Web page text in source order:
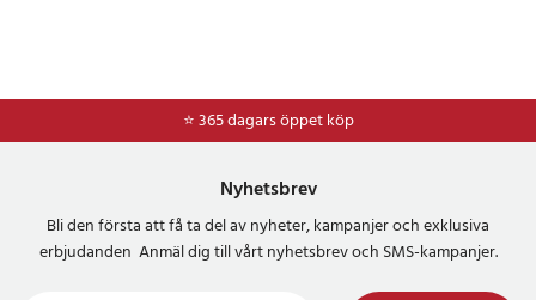
⭐ 365 dagars öppet köp
⭐Frakt 49kr *
Nyhetsbrev
Bli den första att få ta del av nyheter, kampanjer och exklusiva
erbjudanden Anmäl dig till vårt nyhetsbrev och SMS-kampanjer.